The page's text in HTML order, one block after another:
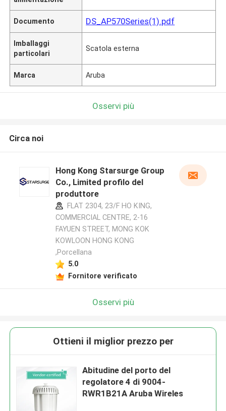
Documento DS_AP570Series(1).pdf
Imballaggi
particolari
Scatola esterna
Marca Aruba
Osservi più
Circa noi
Hong Kong Starsurge Group
Co., Limited profilo del
produttore
FLAT 2304, 23/F HO KING,
COMMERCIAL CENTRE, 2-16
FAYUEN STREET, MONG KOK
KOWLOON HONG KONG
,Porcellana
5.0
Fornitore verificato
Osservi più
Ottieni il miglior prezzo per
Abitudine del porto del
regolatore 4 di 9004-
RWR1B21A Aruba Wireles